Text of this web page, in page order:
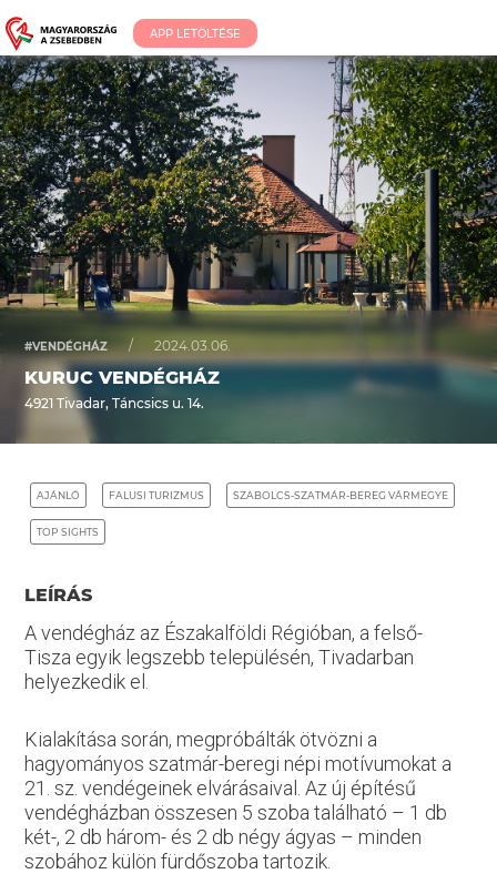
APP LETÖLTÉSE
#VENDÉGHÁZ / 2024.03.06.
KURUC VENDÉGHÁZ
4921 Tivadar, Táncsics u. 14.
AJÁNLÓ FALUSI TURIZMUS SZABOLCS-SZATMÁR-BEREG VÁRMEGYE
TOP SIGHTS
LEÍRÁS
A vendégház az Északalföldi Régióban, a felső-
Tisza egyik legszebb településén, Tivadarban
helyezkedik el.
Kialakítása során, megpróbálták ötvözni a
hagyományos szatmár-beregi népi motívumokat a
21. sz. vendégeinek elvárásaival. Az új építésű
vendégházban összesen 5 szoba található – 1 db
két-, 2 db három- és 2 db négy ágyas – minden
szobához külön fürdőszoba tartozik.